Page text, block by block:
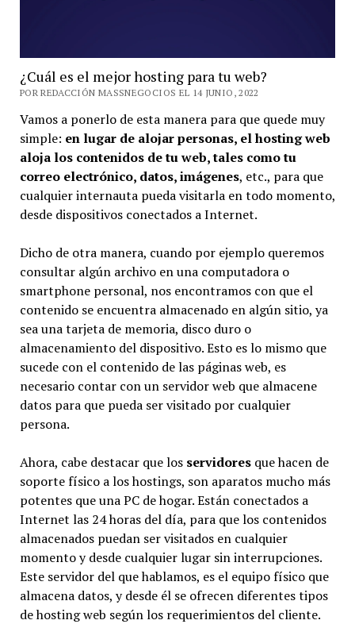
¿Cuál es el mejor hosting para tu web?
POR REDACCIÓN MASSNEGOCIOS EL 14 JUNIO, 2022
Vamos a ponerlo de esta manera para que quede muy
simple: en lugar de alojar personas, el hosting web
aloja los contenidos de tu web, tales como tu
correo electrónico, datos, imágenes, etc., para que
cualquier internauta pueda visitarla en todo momento,
desde dispositivos conectados a Internet.
Dicho de otra manera, cuando por ejemplo queremos
consultar algún archivo en una computadora o
smartphone personal, nos encontramos con que el
contenido se encuentra almacenado en algún sitio, ya
sea una tarjeta de memoria, disco duro o
almacenamiento del dispositivo. Esto es lo mismo que
sucede con el contenido de las páginas web, es
necesario contar con un servidor web que almacene
datos para que pueda ser visitado por cualquier
persona.
Ahora, cabe destacar que los servidores que hacen de
soporte físico a los hostings, son aparatos mucho más
potentes que una PC de hogar. Están conectados a
Internet las 24 horas del día, para que los contenidos
almacenados puedan ser visitados en cualquier
momento y desde cualquier lugar sin interrupciones.
Este servidor del que hablamos, es el equipo físico que
almacena datos, y desde él se ofrecen diferentes tipos
de hosting web según los requerimientos del cliente.